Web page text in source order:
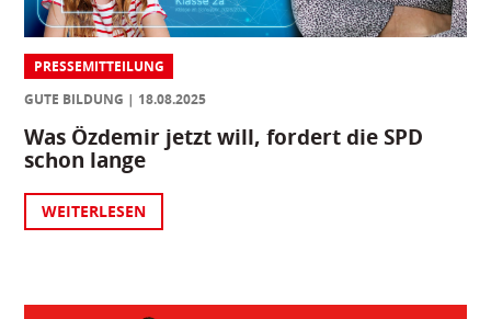
PRESSEMITTEILUNG
GUTE BILDUNG
18.08.2025
Was Özdemir jetzt will, fordert die SPD
schon lange
WEITERLESEN